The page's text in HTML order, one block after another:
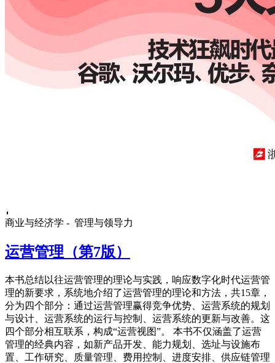
商业与经济学 - 管理与领导力
运营管理（第7版）
本书总结以往运营管理的理论与实践，响应数字化时代运营管
理的新要求，系统地介绍了运营管理的理论和方法，共15章，
分为四个部分：通过运营管理赢得竞争优势、运营系统的规划
与设计、运营系统的运行与控制、运营系统的更新与改善。这
四个部分相互联系，构成“运营视图”。 本书不仅涵盖了运营
管理的经典内容，如新产品开发、能力规划、选址与设施布
置、工作研究、质量管理、费用控制、进度安排、供应链管理